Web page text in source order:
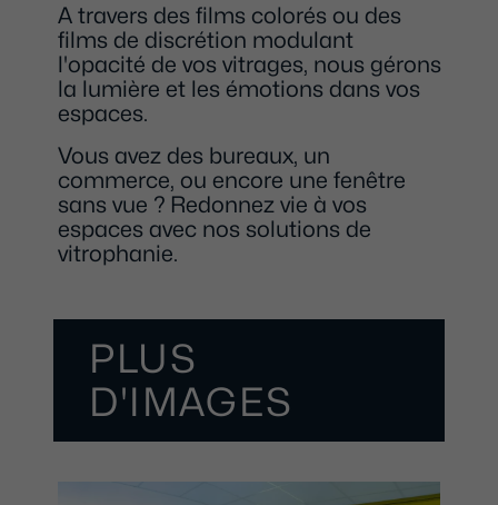
A travers des films colorés ou des
films de discrétion modulant
l'opacité de vos vitrages, nous gérons
la lumière et les émotions dans vos
espaces.
Vous avez des bureaux, un
commerce, ou encore une fenêtre
sans vue ? Redonnez vie à vos
espaces avec nos solutions de
vitrophanie.
PLUS
D'IMAGES